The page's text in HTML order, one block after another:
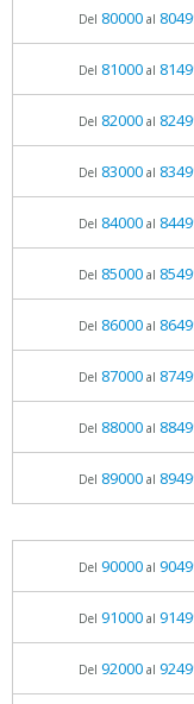
Del 80000al
Del 81000al
Del 82000al
Del 83000al
Del 84000al
Del 85000al
Del 86000al
Del 87000al
Del 88000al
Del 89000al
Del 90000al
Del 91000al
Del 92000al